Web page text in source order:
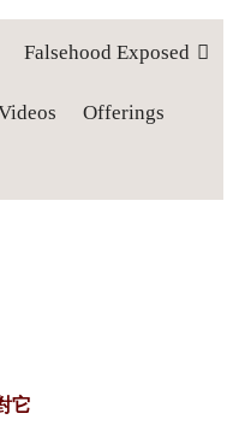
Falsehood Exposed
Offerings
它